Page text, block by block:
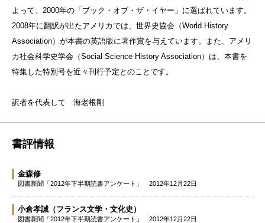
よって、2000年の「ブック・オブ・ザ・イヤー」に選ばれています。
2008年に翻訳が出たアメリカでは、世界史協会（World History
Association）が本書の英語版に著作賞を与えています。また、アメリ
カ社会科学史学会（Social Science History Association）は、本書を
特集した特別号を近々刊行予定とのことです。
訳者を代表して 海老根剛
書評情報
金森修
図書新聞「2012年下半期読書アンケート」 2012年12月22日
小倉孝誠（フランス文学・文化史）
図書新聞「2012年下半期読書アンケート」 2012年12月22日